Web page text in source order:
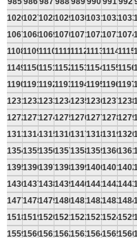
10261027102810291030103110321033
10671068106910701071107210731074
11081109111011111112111311141115
11491150115111521153115411551156
11901191119211931194119511961197
12311232123312341235123612371238
12721273127412751276127712781279
13131314131513161317131813191320
13541355135613571358135913601361
13951396139713981399140014011402
14361437143814391440144114421443
14771478147914801481148214831484
15181519152015211522152315241525
15591560156115621563156415651566